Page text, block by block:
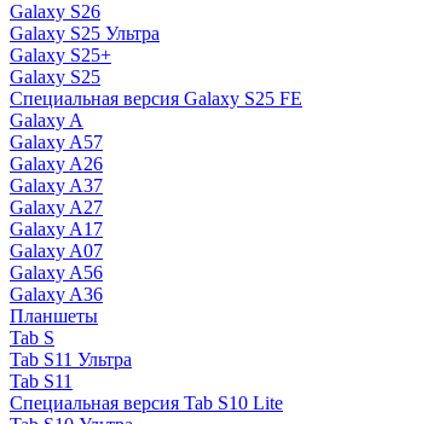
Galaxy S26
Galaxy S25 Ультра
Galaxy S25+
Galaxy S25
Специальная версия Galaxy S25 FE
Galaxy A
Galaxy A57
Galaxy A26
Galaxy A37
Galaxy A27
Galaxy A17
Galaxy A07
Galaxy A56
Galaxy A36
Планшеты
Tab S
Tab S11 Ультра
Tab S11
Специальная версия Tab S10 Lite